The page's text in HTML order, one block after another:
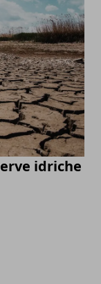
idriche